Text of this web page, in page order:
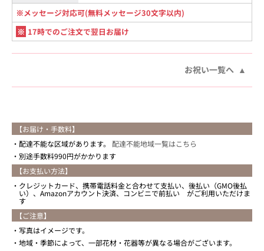
※メッセージ対応可(無料メッセージ30文字以内)
※ 17時でのご注文で翌日お届け
お祝い一覧へ
【お届け・手数料】
配達不能な区域があります。 配達不能地域一覧はこちら
別途手数料990円がかかります
【お支払い方法】
クレジットカード、携帯電話料金と合わせて支払い、後払い（GMO後払
い）、Amazonアカウント決済、コンビニで前払い がご利用いただけま
す
【ご注意】
写真はイメージです。
地域・季節によって、一部花材・花器等が異なる場合がございます。